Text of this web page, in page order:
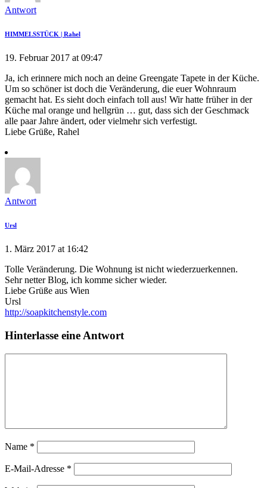
Antwort
HIMMELSSTÜCK | Rahel
19. Februar 2017 at 09:47
Ja, ich erinnere mich noch an deine Greengate Tapete in der Küche.
Um so schöner ist doch die Veränderung, die euer Wohnraum
gemacht hat. Es sieht doch einfach toll aus! Wir hatte früher in der
Küche mal orange und hellgrün … gut, dass sich der Geschmack
alle paar Jahre ändert, oder vielmehr sich verfestigt.
Liebe Grüße, Rahel
Antwort
Ursl
1. März 2017 at 16:42
Tolle Veränderung. Die Wohnung ist nicht wiederzuerkennen.
Sehr netter Blog, ich komme sicher wieder.
Liebe Grüße aus Wien
Ursl
http://soapkitchenstyle.com
Hinterlasse eine Antwort
Name *
E-Mail-Adresse *